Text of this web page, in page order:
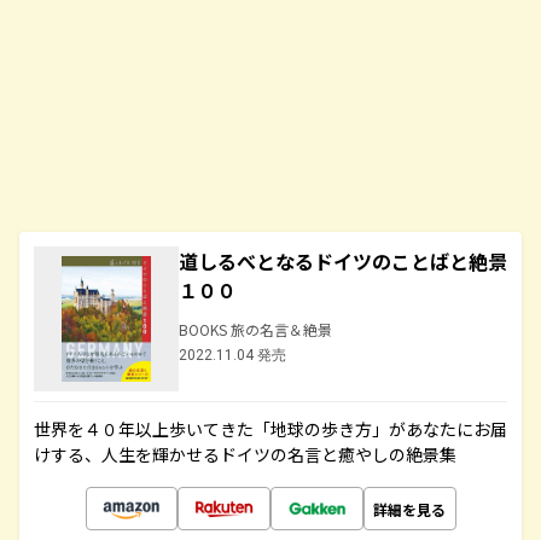
道しるべとなるドイツのことばと絶景
１００
BOOKS 旅の名言＆絶景
2022.11.04 発売
世界を４０年以上歩いてきた「地球の歩き方」があなたにお届
けする、人生を輝かせるドイツの名言と癒やしの絶景集
詳細を見る